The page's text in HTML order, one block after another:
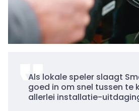
Als lokale speler slaagt
goed in om snel tussen te
allerlei installatie-